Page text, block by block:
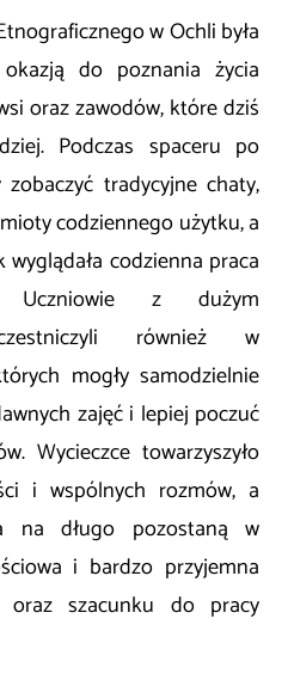
w Ochli była
do poznania życia
oraz zawodów, które dziś
Podczas spaceru po
tradycyjne chaty,
codziennego użytku, a
codzienna praca
z dużym
również w
mogły samodzielnie
zajęć i lepiej poczuć
Wycieczce towarzyszyło
i wspólnych rozmów, a
na długo pozostaną w
i bardzo przyjemna
szacunku do pracy